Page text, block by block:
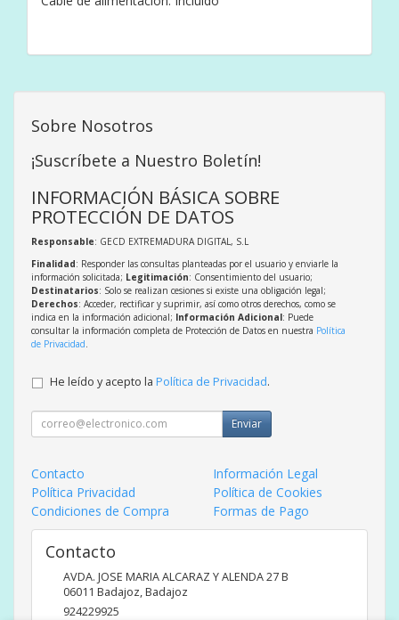
Sobre Nosotros
¡Suscríbete a Nuestro Boletín!
INFORMACIÓN BÁSICA SOBRE
PROTECCIÓN DE DATOS
Responsable: GECD EXTREMADURA DIGITAL, S.L
Finalidad: Responder las consultas planteadas por el usuario y enviarle la
información solicitada; Legitimación: Consentimiento del usuario;
Destinatarios: Solo se realizan cesiones si existe una obligación legal;
Derechos: Acceder, rectificar y suprimir, así como otros derechos, como se
indica en la información adicional; Información Adicional: Puede
consultar la información completa de Protección de Datos en nuestra Política
de Privacidad
He leído y acepto la Política de Privacidad.
Enviar
Contacto
Información Legal
Política Privacidad
Política de Cookies
Condiciones de Compra
Formas de Pago
Contacto
AVDA. JOSE MARIA ALCARAZ Y ALENDA 27 B
06011 Badajoz,Badajoz
924229925